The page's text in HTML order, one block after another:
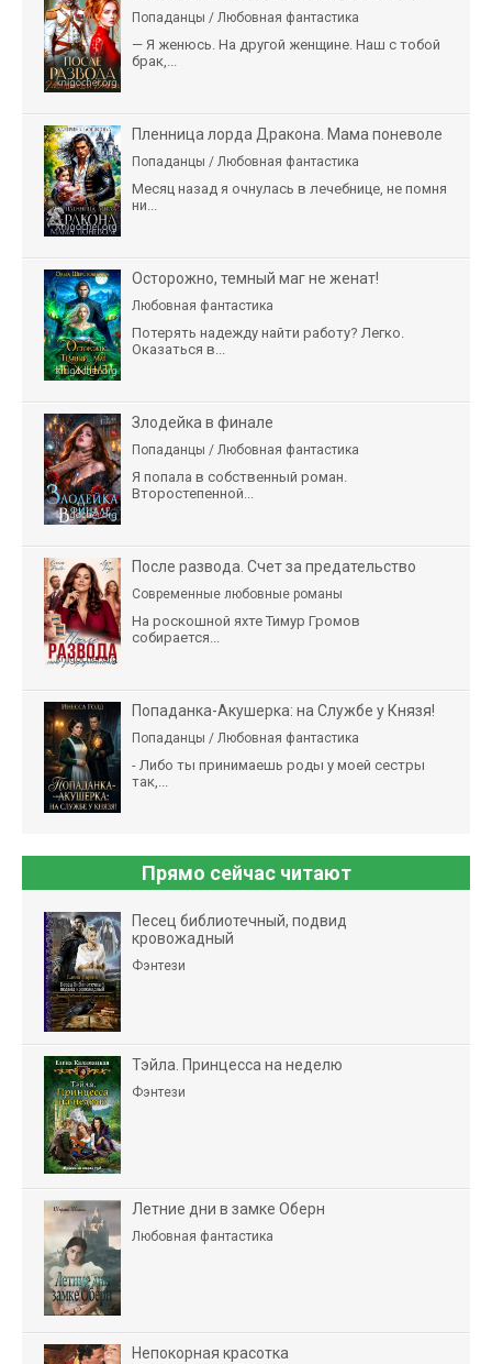
Попаданцы / Любовная фантастика
— Я женюсь. На другой женщине. Наш с тобой
брак,...
Пленница лорда Дракона. Мама поневоле
Попаданцы / Любовная фантастика
Месяц назад я очнулась в лечебнице, не помня
ни...
Осторожно, темный маг не женат!
Любовная фантастика
Потерять надежду найти работу? Легко.
Оказаться в...
Злодейка в финале
Попаданцы / Любовная фантастика
Я попала в собственный роман.
Второстепенной...
После развода. Счет за предательство
Современные любовные романы
На роскошной яхте Тимур Громов
собирается...
Попаданка-Акушерка: на Службе у Князя!
Попаданцы / Любовная фантастика
- Либо ты принимаешь роды у моей сестры
так,...
Прямо сейчас читают
Песец библиотечный, подвид
кровожадный
Фэнтези
Тэйла. Принцесса на неделю
Фэнтези
Летние дни в замке Оберн
Любовная фантастика
Непокорная красотка